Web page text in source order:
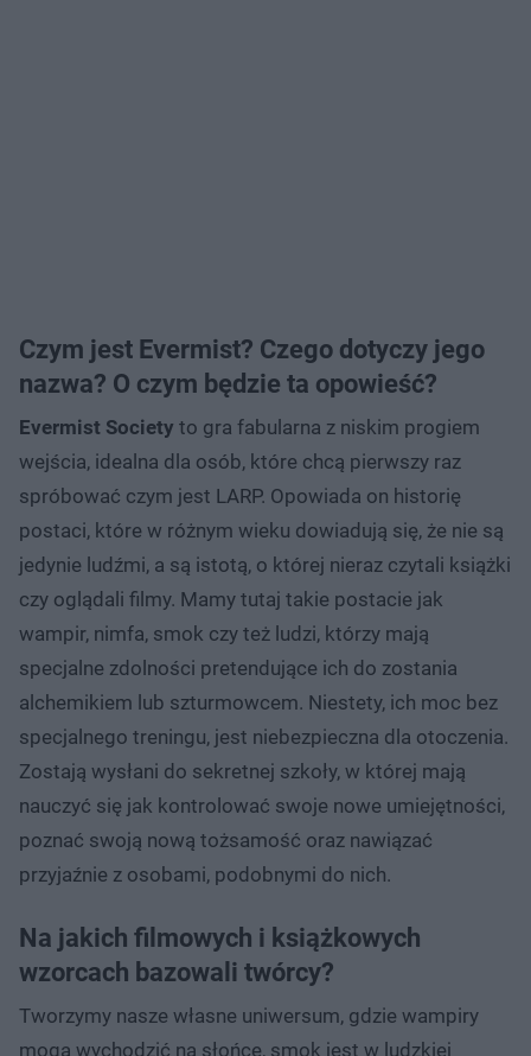
Czym jest Evermist? Czego dotyczy jego
nazwa? O czym będzie ta opowieść?
Evermist Society to gra fabularna z niskim progiem
wejścia, idealna dla osób, które chcą pierwszy raz
spróbować czym jest LARP. Opowiada on historię
postaci, które w różnym wieku dowiadują się, że nie są
jedynie ludźmi, a są istotą, o której nieraz czytali książki
czy oglądali filmy. Mamy tutaj takie postacie jak
wampir, nimfa, smok czy też ludzi, którzy mają
specjalne zdolności pretendujące ich do zostania
alchemikiem lub szturmowcem. Niestety, ich moc bez
specjalnego treningu, jest niebezpieczna dla otoczenia.
Zostają wysłani do sekretnej szkoły, w której mają
nauczyć się jak kontrolować swoje nowe umiejętności,
poznać swoją nową tożsamość oraz nawiązać
przyjaźnie z osobami, podobnymi do nich.
Na jakich filmowych i książkowych
wzorcach bazowali twórcy?
Tworzymy nasze własne uniwersum, gdzie wampiry
mogą wychodzić na słońce, smok jest w ludzkiej